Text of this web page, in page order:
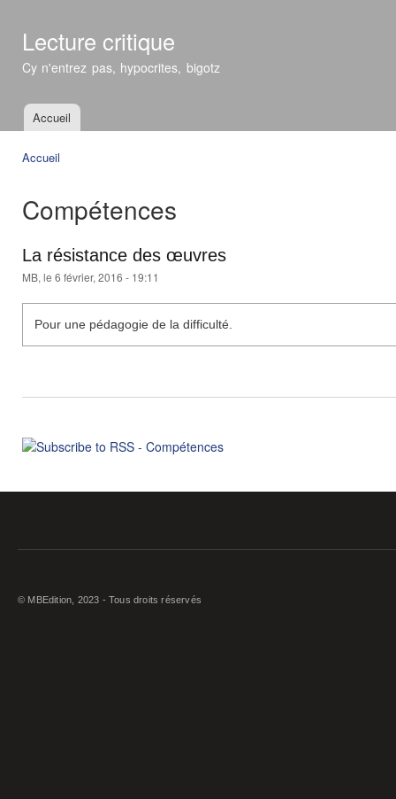
Lecture critique
Cy n'entrez pas, hypocrites, bigotz
Menu principal
Accueil
Accueil
Compétences
La résistance des œuvres
MB, le 6 février, 2016 - 19:11
Pour une pédagogie de la difficulté.
© MBEdition, 2023 - Tous droits réservés